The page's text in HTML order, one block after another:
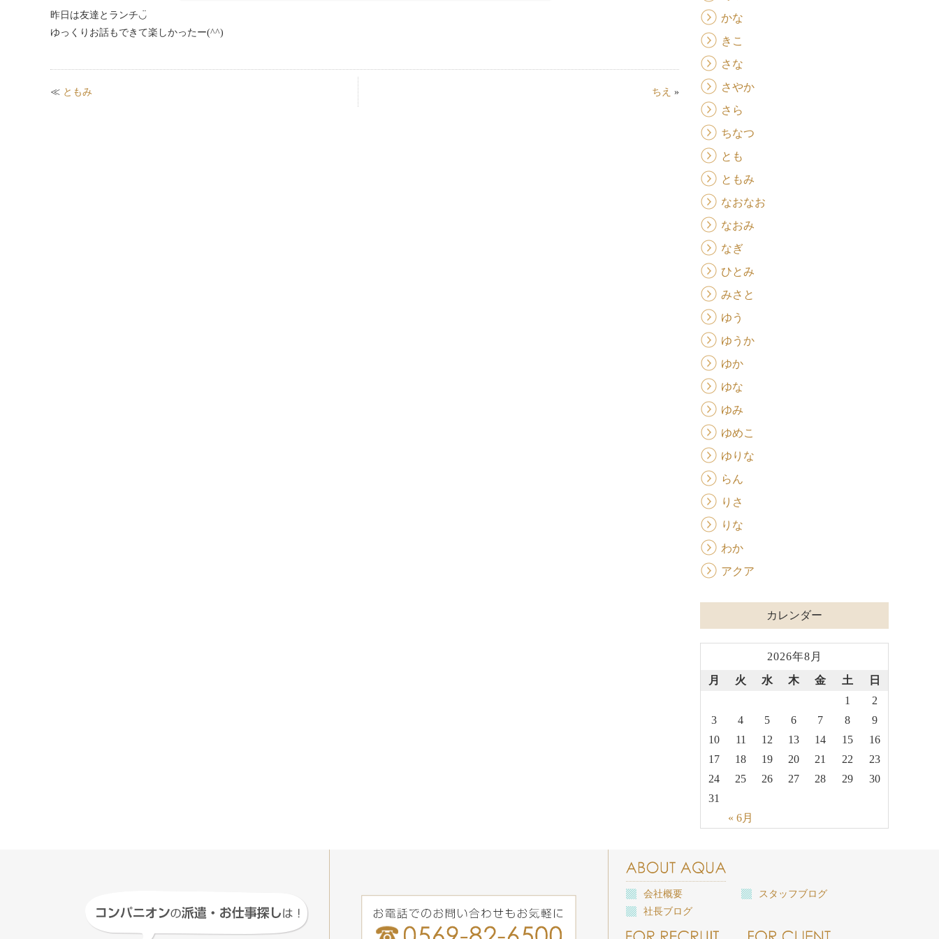
昨日は友達とランチ◡̈
ゆっくりお話もできて楽しかったー(^^)
≪ ともみ ちえ »
かな
きこ
さな
さやか
さら
ちなつ
とも
ともみ
なおなお
なおみ
なぎ
ひとみ
みさと
ゆう
ゆうか
ゆか
ゆな
ゆみ
ゆめこ
ゆりな
らん
りさ
りな
わか
アクア
カレンダー
2026年8月
月
火 水 木 金 土 日
« 6月
1
2
3
4 5 6 7 8
9
10
11 12 13 14 15
16
17
18 19 20 21 22
23
24
25 26 27 28 29
30
31
会社概要
スタッフブログ
社長ブログ